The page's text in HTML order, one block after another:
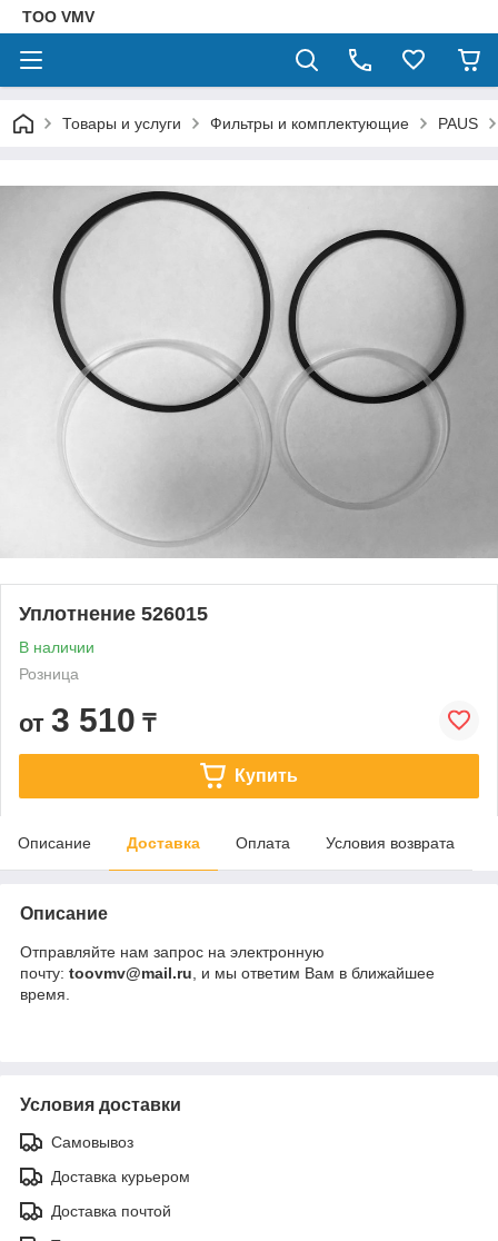
ТОО VMV
Товары и услуги Фильтры и комплектующие PAUS
Уплотнение 526015
В наличии
Розница
от 3 510 ₸
Купить
Описание Доставка Оплата Условия возврата
Описание
Отправляйте нам запрос на электронную
почту: toovmv@mail.ru , и мы ответим Вам в ближайшее
время.
Условия доставки
Самовывоз
Доставка курьером
Доставка почтой